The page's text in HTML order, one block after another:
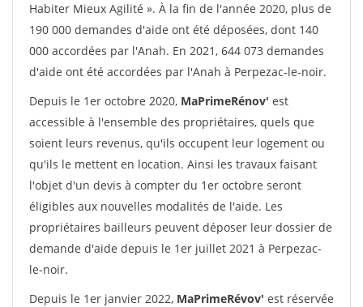
Habiter Mieux Agilité ». À la fin de l'année 2020, plus de
190 000 demandes d'aide ont été déposées, dont 140
000 accordées par l'Anah. En 2021, 644 073 demandes
d'aide ont été accordées par l'Anah à Perpezac-le-noir.
Depuis le 1er octobre 2020, MaPrimeRénov' est
accessible à l'ensemble des propriétaires, quels que
soient leurs revenus, qu'ils occupent leur logement ou
qu'ils le mettent en location. Ainsi les travaux faisant
l'objet d'un devis à compter du 1er octobre seront
éligibles aux nouvelles modalités de l'aide. Les
propriétaires bailleurs peuvent déposer leur dossier de
demande d'aide depuis le 1er juillet 2021 à Perpezac-
le-noir.
Depuis le 1er janvier 2022, MaPrimeRévov' est réservée